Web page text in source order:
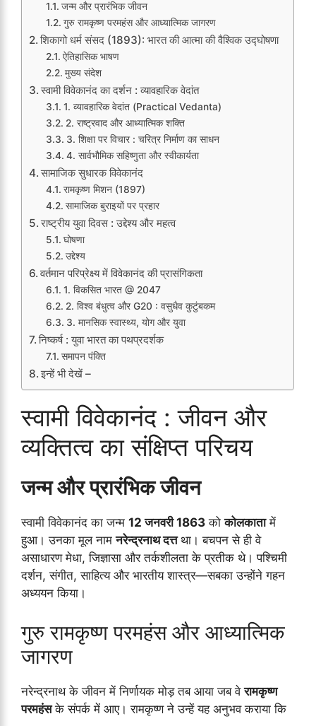
जन्म और प्रारंभिक जीवन
गुरु रामकृष्ण परमहंस और आध्यात्मिक जागरण
शिकागो धर्म संसद (1893): भारत की आत्मा की वैश्विक उद्घोषणा
ऐतिहासिक भाषण
मुख्य संदेश
स्वामी विवेकानंद का दर्शन : व्यावहारिक वेदांत
1. व्यावहारिक वेदांत (Practical Vedanta)
2. राष्ट्रवाद और आध्यात्मिक शक्ति
3. शिक्षा पर विचार : चरित्र निर्माण का साधन
4. सार्वभौमिक सहिष्णुता और स्वीकार्यता
सामाजिक सुधारक विवेकानंद
रामकृष्ण मिशन (1897)
सामाजिक बुराइयों पर प्रहार
राष्ट्रीय युवा दिवस : उद्देश्य और महत्व
घोषणा
उद्देश्य
वर्तमान परिप्रेक्ष्य में विवेकानंद की प्रासंगिकता
1. विकसित भारत @ 2047
2. विश्व बंधुत्व और G20 : वसुधैव कुटुंबकम
3. मानसिक स्वास्थ्य, योग और युवा
निष्कर्ष : युवा भारत का पथप्रदर्शक
समापन पंक्ति
इन्हें भी देखें –
स्वामी विवेकानंद : जीवन और
व्यक्तित्व का संक्षिप्त परिचय
जन्म और प्रारंभिक जीवन
स्वामी विवेकानंद का जन्म 12 जनवरी 1863 कोकोलकातामें
हुआ। उनका मूल नामनरेन्द्रनाथ दत्तथा। बचपन से ही वे
असाधारण मेधा, जिज्ञासा और तर्कशीलता के प्रतीक थे। पश्चिमी
दर्शन, संगीत, साहित्य और भारतीय शास्त्र—सबका उन्होंने गहन
अध्ययन किया।
गुरु रामकृष्ण परमहंस और आध्यात्मिक
जागरण
नरेन्द्रनाथ के जीवन में निर्णायक मोड़ तब आया जब वेरामकृष्ण
परमहंसके संपर्क में आए। रामकृष्ण ने उन्हें यह अनुभव कराया कि